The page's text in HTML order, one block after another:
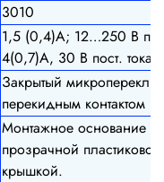
3010
1,5 (0,4)А; 12…250 В
4(0,7)А, 30 В пост. тока
Закрытый
перекидным контактом
Монтажное основание
прозрачной пластиковой
крышкой.